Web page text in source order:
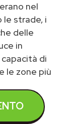
nel
le strade, i
delle
in
di
le zone più